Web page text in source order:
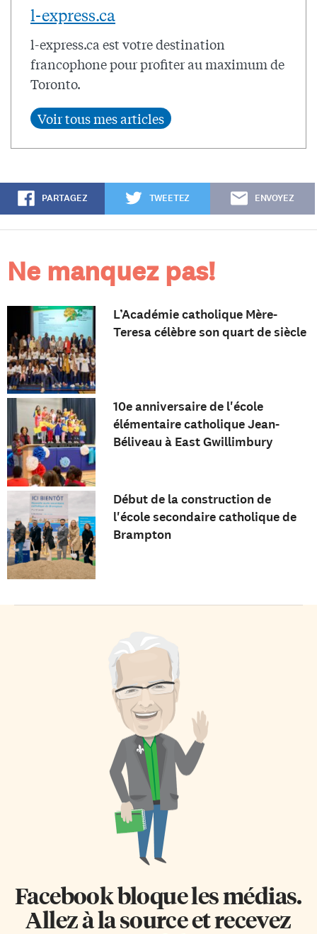
l-express.ca
l-express.ca est votre destination
francophone pour profiter au maximum de
Toronto.
PARTAGEZ TWEETEZ ENVOYEZ
Ne manquez pas!
L’Académie catholique Mère-
Teresa célèbre son quart de siècle
10e anniversaire de l'école
élémentaire catholique Jean-
Béliveau à East Gwillimbury
Début de la construction de
l'école secondaire catholique de
Brampton
Facebook bloque les médias.
Allez à la source et recevez